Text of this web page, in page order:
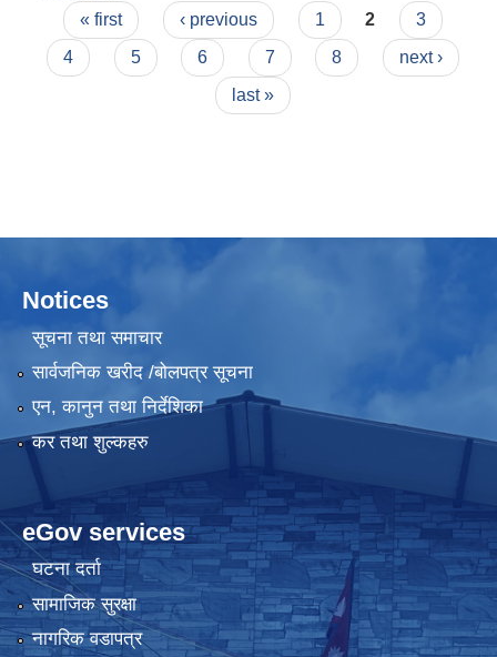
Pages
« first ‹ previous 1 2
3
4
5 6 7 8
next ›
last »
Notices
सूचना तथा समाचार
सार्वजनिक खरीद /बोलपत्र सूचना
एन, कानुन तथा निर्देशिका
कर तथा शुल्कहरु
eGov services
घटना दर्ता
सामाजिक सुरक्षा
नागरिक वडापत्र